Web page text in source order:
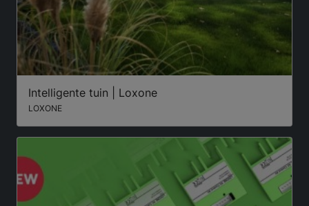
Intelligente tuin | Loxone
LOXONE